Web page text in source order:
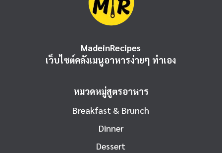
MadeinRecipes
เว็บไซต์คลังเมนูอาหารง่ายๆ ทำเอง
หมวดหมู่สูตรอาหาร
Breakfast & Brunch
Dinner
Dessert